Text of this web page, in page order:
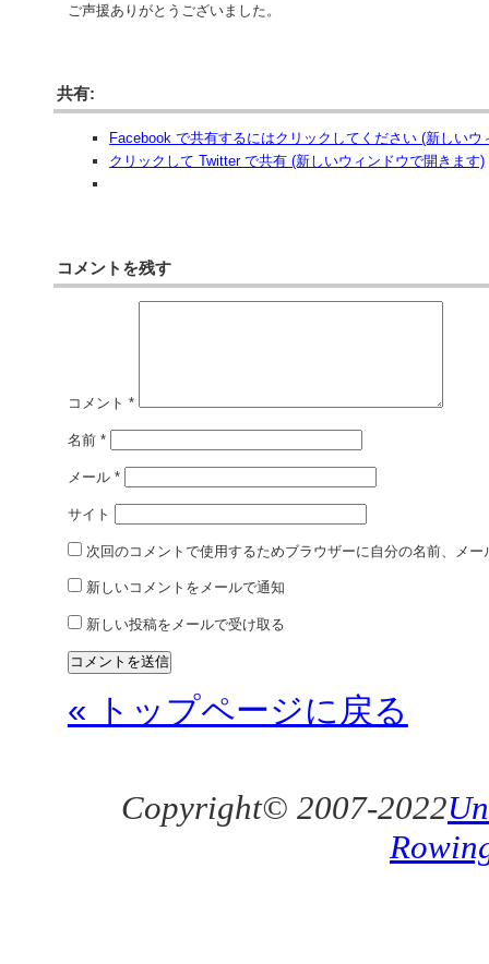
ご声援ありがとうございました。
共有:
Facebook で共有するにはクリックしてください (新しいウ
クリックして Twitter で共有 (新しいウィンドウで開きます)
コメントを残す
コメント *
名前 *
メール *
サイト
次回のコメントで使用するためブラウザーに自分の名前、メ
新しいコメントをメールで通知
新しい投稿をメールで受け取る
« トップページに戻る
Copyright© 2007-2022